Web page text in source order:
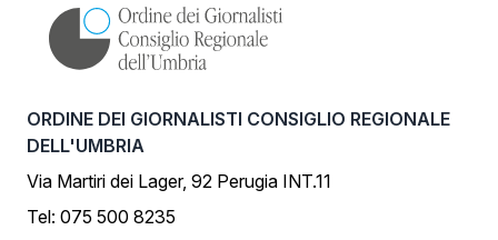
ORDINE DEI GIORNALISTI CONSIGLIO REGIONALE
DELL'UMBRIA
Via Martiri dei Lager, 92 Perugia INT.11
Tel: 075 500 8235